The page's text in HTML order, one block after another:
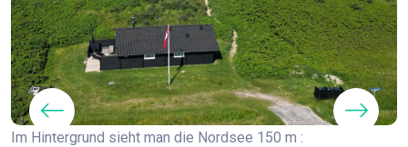
Im Hintergrund sieht man die Nordsee 150 m :